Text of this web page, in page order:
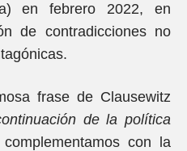
en febrero 2022, en
de contradicciones no
frase de Clausewitz
de la política
con la